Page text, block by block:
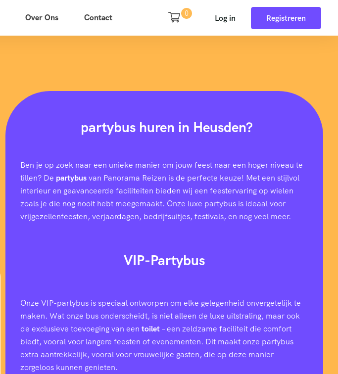
Over Ons Contact 0 Log in Registreren
partybus huren in Heusden?
Ben je op zoek naar een unieke manier om jouw feest naar een hoger niveau te
tillen? De partybusvan Panorama Reizen is de perfecte keuze! Met een stijlvol
interieur en geavanceerde faciliteiten bieden wij een feestervaring op wielen
zoals je die nog nooit hebt meegemaakt. Onze luxe partybus is ideaal voor
vrijgezellenfeesten, verjaardagen, bedrijfsuitjes, festivals, en nog veel meer.
VIP-Partybus
Onze VIP-partybus is speciaal ontworpen om elke gelegenheid onvergetelijk te
maken. Wat onze bus onderscheidt, is niet alleen de luxe uitstraling, maar ook
de exclusieve toevoeging van een toilet– een zeldzame faciliteit die comfort
biedt, vooral voor langere feesten of evenementen. Dit maakt onze partybus
extra aantrekkelijk, vooral voor vrouwelijke gasten, die op deze manier
zorgeloos kunnen genieten.